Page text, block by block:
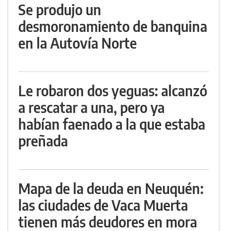
Se produjo un
desmoronamiento de banquina
en la Autovía Norte
Le robaron dos yeguas: alcanzó
a rescatar a una, pero ya
habían faenado a la que estaba
preñada
Mapa de la deuda en Neuquén:
las ciudades de Vaca Muerta
tienen más deudores en mora